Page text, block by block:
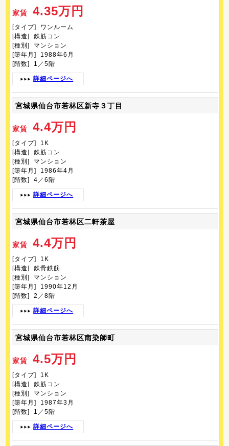
家賃4.35万円
[タイプ] ワンルーム
[構造] 鉄筋コン
[種別] マンション
[築年月] 1988年6月
[階数] 1／5階
詳細ページへ
宮城県仙台市若林区新寺３丁目
家賃4.4万円
[タイプ] 1K
[構造] 鉄筋コン
[種別] マンション
[築年月] 1986年4月
[階数] 4／6階
詳細ページへ
宮城県仙台市若林区二軒茶屋
家賃4.4万円
[タイプ] 1K
[構造] 鉄骨鉄筋
[種別] マンション
[築年月] 1990年12月
[階数] 2／8階
詳細ページへ
宮城県仙台市若林区南染師町
家賃4.5万円
[タイプ] 1K
[構造] 鉄筋コン
[種別] マンション
[築年月] 1987年3月
[階数] 1／5階
詳細ページへ